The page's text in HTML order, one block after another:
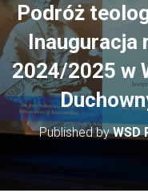
Podróż
Inauguracja
2024/2025 w
Published byWSD